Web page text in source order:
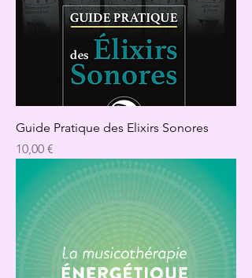
Guide Pratique des Elixirs Sonores
Precio
10,00 €